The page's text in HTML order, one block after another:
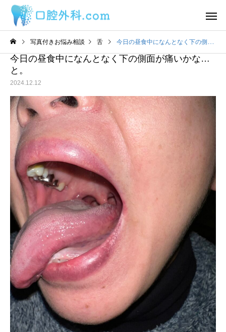
サービスサンプル4
2日前から丸印の所に痛み
があります。
うな感覚があるのです
目視ではよくわかりま
写真付きお悩み相談 舌 今日の昼食中になんとなく下の側面が痛いかな…と。
今日の昼食中になんとなく下の側面が痛いかな…
と。
2024.12.12